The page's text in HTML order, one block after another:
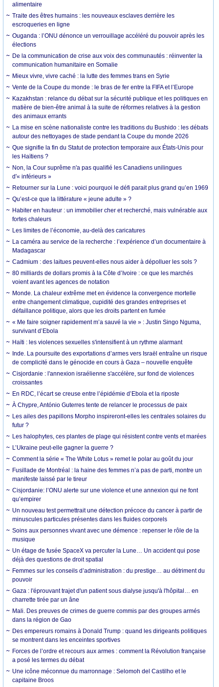
alimentaire
Traite des êtres humains : les nouveaux esclaves derrière les
escroqueries en ligne
Ouganda : l’ONU dénonce un verrouillage accéléré du pouvoir après les
élections
De la communication de crise aux voix des communautés : réinventer la
communication humanitaire en Somalie
Mieux vivre, vivre caché : la lutte des femmes trans en Syrie
Vente de la Coupe du monde : le bras de fer entre la FIFA et l’Europe
Kazakhstan : relance du débat sur la sécurité publique et les politiques en
matière de bien-être animal à la suite de réformes relatives à la gestion
des animaux errants
La mise en scène nationaliste contre les traditions du Bushido : les débats
autour des nettoyages de stade pendant la Coupe du monde 2026
Que signifie la fin du Statut de protection temporaire aux États-Unis pour
les Haïtiens ?
Non, la Cour suprême n'a pas qualifié les Canadiens unilingues
d'« inférieurs »
Retourner sur la Lune : voici pourquoi le défi parait plus grand qu’en 1969
Qu’est-ce que la littérature « jeune adulte » ?
Habiter en hauteur : un immobilier cher et recherché, mais vulnérable aux
fortes chaleurs
Les limites de l’économie, au-delà des caricatures
La caméra au service de la recherche : l’expérience d’un documentaire à
Madagascar
Cadmium : des laitues peuvent-elles nous aider à dépolluer les sols ?
80 milliards de dollars promis à la Côte d’Ivoire : ce que les marchés
voient avant les agences de notation
Monde. La chaleur extrême met en évidence la convergence mortelle
entre changement climatique, cupidité des grandes entreprises et
défaillance politique, alors que les droits partent en fumée
« Me faire soigner rapidement m’a sauvé la vie » : Justin Singo Nguma,
survivant d’Ebola
Haïti : les violences sexuelles s'intensifient à un rythme alarmant
Inde. La poursuite des exportations d’armes vers Israël entraîne un risque
de complicité dans le génocide en cours à Gaza – nouvelle enquête
Cisjordanie : l'annexion israélienne s'accélère, sur fond de violences
croissantes
En RDC, l’écart se creuse entre l’épidémie d’Ebola et la riposte
À Chypre, António Guterres tente de relancer le processus de paix
Les ailes des papillons Morpho inspireront-elles les centrales solaires du
futur ?
Les halophytes, ces plantes de plage qui résistent contre vents et marées
L’Ukraine peut-elle gagner la guerre ?
Comment la série « The White Lotus » remet le polar au goût du jour
Fusillade de Montréal : la haine des femmes n’a pas de parti, montre un
manifeste laissé par le tireur
Cisjordanie: l’ONU alerte sur une violence et une annexion qui ne font
qu’empirer
Un nouveau test permettrait une détection précoce du cancer à partir de
minuscules particules présentes dans les fluides corporels
Soins aux personnes vivant avec une démence : repenser le rôle de la
musique
Un étage de fusée SpaceX va percuter la Lune… Un accident qui pose
déjà des questions de droit spatial
Femmes sur les conseils d’administration : du prestige… au détriment du
pouvoir
Gaza : l'éprouvant trajet d'un patient sous dialyse jusqu'à l'hôpital… en
charrette tirée par un âne
Mali. Des preuves de crimes de guerre commis par des groupes armés
dans la région de Gao
Des empereurs romains à Donald Trump : quand les dirigeants politiques
se montrent dans les enceintes sportives
Forces de l’ordre et recours aux armes : comment la Révolution française
a posé les termes du débat
Une icône méconnue du marronnage : Selomoh del Castilho et le
capitaine Broos